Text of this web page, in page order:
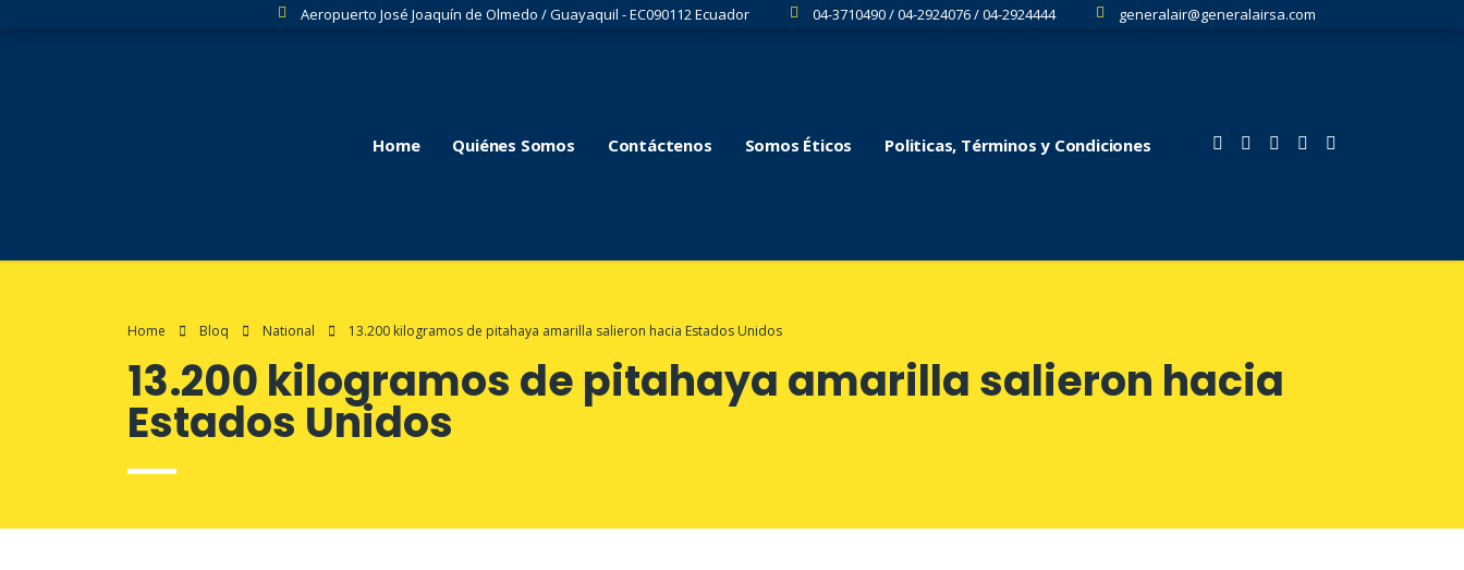
Aeropuerto José Joaquín de Olmedo / Guayaquil - EC090112 Ecuador 04-3710490 / 04-2924076 / 04-2924444 generalair@generalairsa.com
Home Quiénes Somos Contáctenos Somos Éticos Politicas, Términos y Condiciones
Home Bloq National 13.200 kilogramos de pitahaya amarilla salieron hacia Estados Unidos
13.200 kilogramos de pitahaya amarilla salieron hacia
Estados Unidos